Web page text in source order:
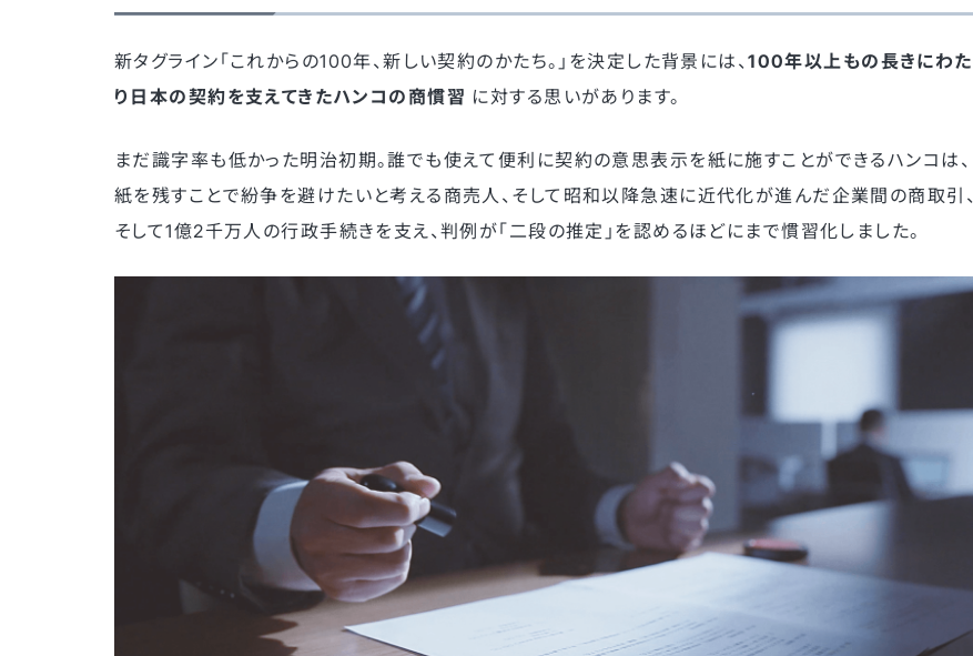
新タグライン「これからの100年、新しい契約のかたち。」を決定した背景には、100年以上もの長きにわた
り日本の契約を支えてきたハンコの商慣習 に対する思いがあります。
まだ識字率も低かった明治初期。誰でも使えて便利に契約の意思表示を紙に施すことができるハンコは、
紙を残すことで紛争を避けたいと考える商売人、そして昭和以降急速に近代化が進んだ企業間の商取引、
そして1億2千万人の行政手続きを支え、判例が「二段の推定」を認めるほどにまで慣習化しました。